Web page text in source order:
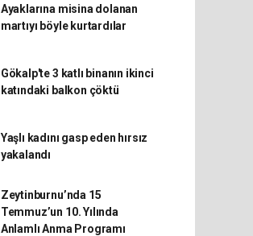
Ayaklarına misina dolanan
martıyı böyle kurtardılar
Gökalp'te 3 katlı binanın ikinci
katındaki balkon çöktü
Yaşlı kadını gasp eden hırsız
yakalandı
Zeytinburnu’nda 15
Temmuz’un 10. Yılında
Anlamlı Anma Programı